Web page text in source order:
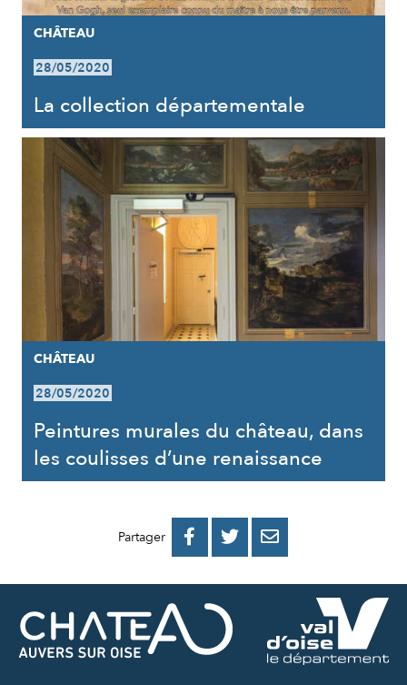
CHÂTEAU
28/05/2020
La collection départementale
CHÂTEAU
28/05/2020
Peintures murales du château, dans
les coulisses d’une renaissance
Partager 
PARTAGER
FACEBOOK
PARTAGER
PARTAGER
MAIL